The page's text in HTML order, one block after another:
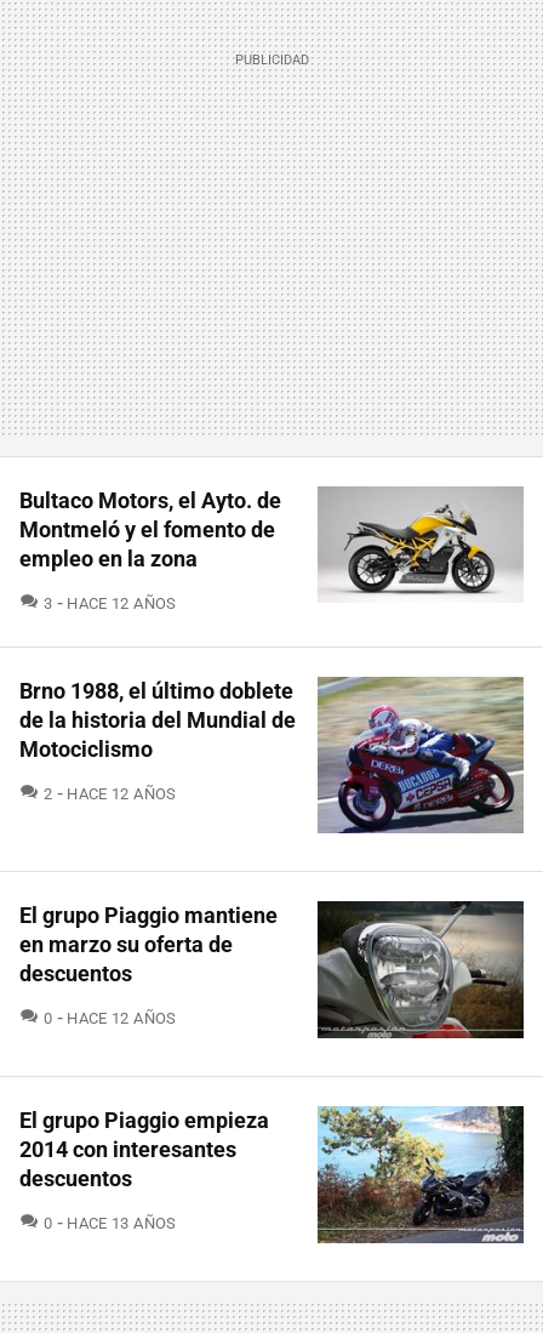
Bultaco Motors, el Ayto. de
Montmeló y el fomento de
empleo en la zona
3 COMENTARIOS
HACE 12 AÑOS
Brno 1988, el último doblete
de la historia del Mundial de
Motociclismo
2 COMENTARIOS
HACE 12 AÑOS
El grupo Piaggio mantiene
en marzo su oferta de
descuentos
0 COMENTARIOS
HACE 12 AÑOS
El grupo Piaggio empieza
2014 con interesantes
descuentos
0 COMENTARIOS
HACE 13 AÑOS